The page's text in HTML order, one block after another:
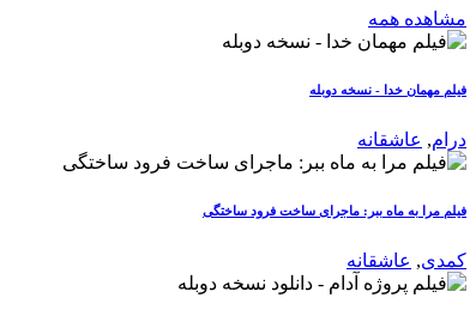
مشاهده همه
فیلم مهمان خدا - نسخه دوبله
درام, عاشقانه
فیلم مرا به ماه ببر: ماجرای ساخت فرود ساختگی
کمدی, عاشقانه